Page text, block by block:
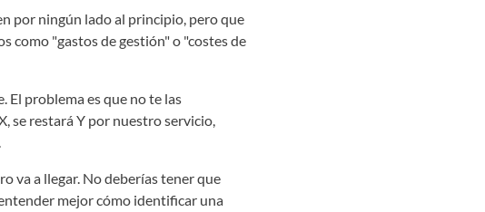
por ningún lado al principio, pero que
como "gastos de gestión" o "costes de
El problema es que no te las
se restará Y por nuestro servicio,
va a llegar. No deberías tener que
mejor cómo identificar una